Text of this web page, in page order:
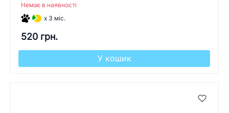
Немає в наявності
x 3 міс.
520 грн.
У кошик